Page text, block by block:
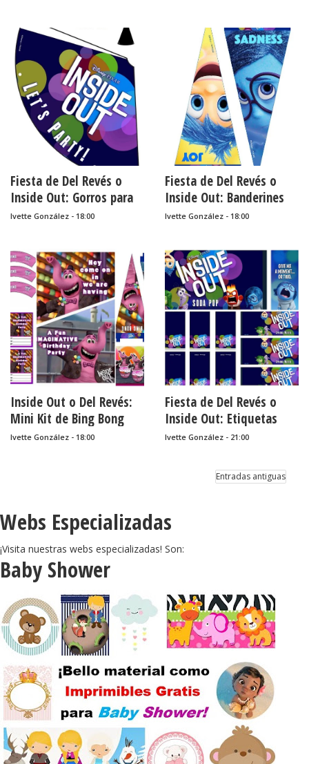
Fiesta de Del Revés o
Inside Out: Gorros para
Imprimir Gratis.
Ivette González - 18:00
Fiesta de Del Revés o
Inside Out: Banderines
para Imprimir Gratis.
Ivette González - 18:00
Inside Out o Del Revés:
Mini Kit de Bing Bong
para Imprimir Gratis.
Ivette González - 18:00
Fiesta de Del Revés o
Inside Out: Etiquetas
para Candy Bar para
Ivette González - 21:00
Entradas antiguas
Webs Especializadas
¡Visita nuestras webs especializadas! Son:
Baby Shower